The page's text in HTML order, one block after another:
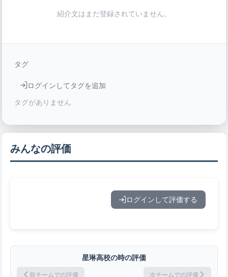
紹介文はまだ登録されていません。
タグ
ログインしてタグを追加
タグがありません
みんなの評価
ログインして評価する
星琳高校の時の評価
前チームでの評価 次チームでの評価